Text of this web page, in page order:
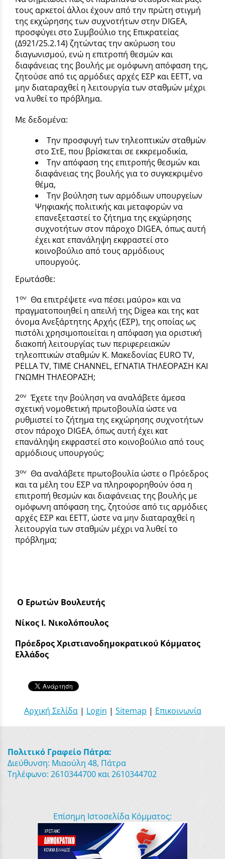
τους αρκετοί άλλοι έχουν από την πρώτη στιγμή
της εκχώρησης των συχνοτήτων στην DIGEA,
προσφύγει στο Συμβούλιο της Επικρατείας
(Δ921/25.2.14) ζητώντας την ακύρωση του
διαγωνισμού, ενώ η επιτροπή θεσμών και
διαφάνειας της βουλής με ομόφωνη απόφαση της,
ζητούσε από τις αρμόδιες αρχές ΕΣΡ και ΕΕΤΤ, να
μην διαταραχθεί η λειτουργία των σταθμών μέχρι
να λυθεί το πρόβλημα.
Με δεδομένα:
Την προσφυγή των τηλεοπτικών σταθμών
στο ΣτΕ, που βρίσκεται σε εκκρεμοδικία,
Την απόφαση της επιτροπής θεσμών και
διαφάνειας της βουλής για το συγκεκριμένο
θέμα,
Την βούληση των αρμόδιων υπουργείων
Ψηφιακής πολιτικής και μεταφορών να
επανεξεταστεί το ζήτημα της εκχώρησης
συχνοτήτων στον πάροχο DIGEA, όπως αυτή
έχει κατ επανάληψη εκφραστεί στο
κοινοβούλιο από τους αρμόδιους
υπουργούς.
Ερωτάσθε:
1ον Θα επιτρέψετε «να πέσει μαύρο» και να
πραγματοποιηθεί η απειλή της Digea και της κατ
όνομα Ανεξάρτητης Αρχής (ΕΣΡ), της οποίας ως
πιστόλι χρησιμοποιείται η απόφαση για οριστική
διακοπή λειτουργίας των περιφερειακών
τηλεοπτικών σταθμών Κ. Μακεδονίας EURO TV,
PELLA TV, TIME CHANNEL, ΕΓΝΑΤΙΑ ΤΗΛΕΟΡΑΣΗ ΚΑΙ
ΓΝΩΜΗ ΤΗΛΕΟΡΑΣΗ;
2ον Έχετε την βούληση να αναλάβετε άμεσα
σχετική νομοθετική πρωτοβουλία ώστε να
ρυθμιστεί το ζήτημα της εκχώρησης συχνοτήτων
στον πάροχο DIGEA, όπως αυτή έχει κατ
επανάληψη εκφραστεί στο κοινοβούλιο από τους
αρμόδιους υπουργούς;
3ον Θα αναλάβετε πρωτοβουλία ώστε ο Πρόεδρος
και τα μέλη του ΕΣΡ να πληροφορηθούν όσα η
επιτροπή θεσμών και διαφάνειας της βουλής με
ομόφωνη απόφαση της, ζητούσε από τις αρμόδιες
αρχές ΕΣΡ και ΕΕΤΤ, ώστε να μην διαταραχθεί η
λειτουργία των σταθμών μέχρι να λυθεί το
πρόβλημα;
Ο Ερωτών Βουλευτής
Νίκος Ι. Νικολόπουλος
Πρόεδρος Χριστιανοδημοκρατικού Κόμματος
Ελλάδος
Αρχική Σελίδα| Login | Sitemap | Επικοινωνία
Πολιτικό Γραφείο Πάτρα:
Διεύθυνση: Μιαούλη 48, Πάτρα
Τηλέφωνο: 2610344700 και 2610344702
Επίσημη Ιστοσελίδα Κόμματος: